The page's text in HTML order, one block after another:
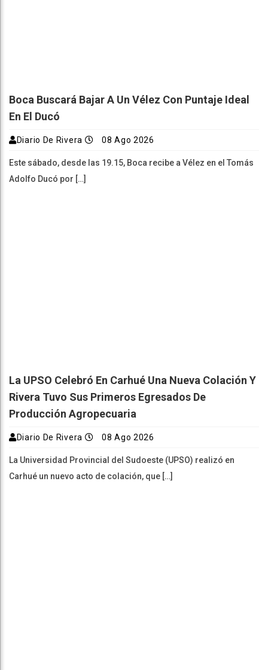
Boca Buscará Bajar A Un Vélez Con Puntaje Ideal
En El Ducó
Diario De Rivera 08 Ago 2026
Este sábado, desde las 19.15, Boca recibe a Vélez en el Tomás
Adolfo Ducó por […]
La UPSO Celebró En Carhué Una Nueva Colación Y
Rivera Tuvo Sus Primeros Egresados De
Producción Agropecuaria
Diario De Rivera 08 Ago 2026
La Universidad Provincial del Sudoeste (UPSO) realizó en
Carhué un nuevo acto de colación, que […]